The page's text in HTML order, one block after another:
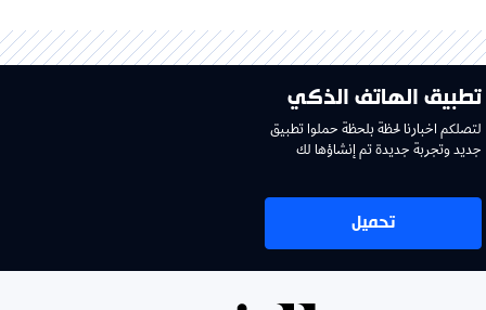
تطبيق الهاتف الذكي
لتصلكم اخبارنا لحظة بلحظة حملوا تطبيق
جديد وتجربة جديدة تم إنشاؤها لك
تحميل